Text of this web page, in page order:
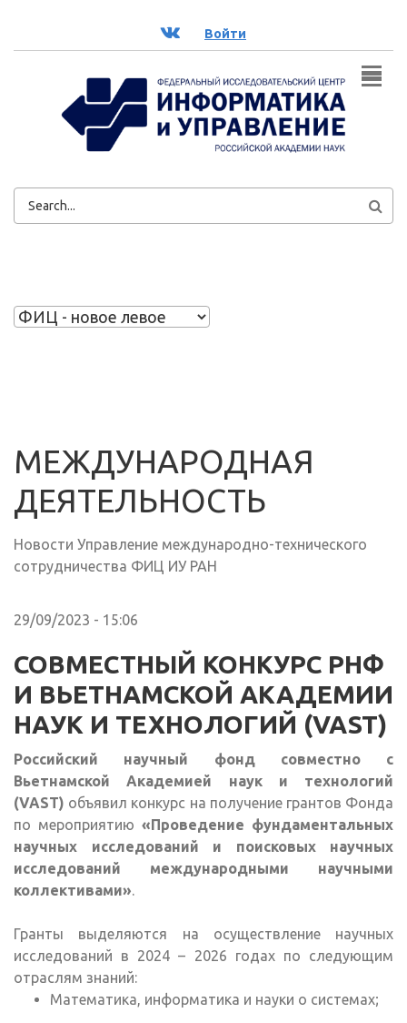
ВК Войти
ФОРМА
МЕЖДУНАРОДНАЯ
ДЕЯТЕЛЬНОСТЬ
Новости Управление международно-технического
сотрудничества ФИЦ ИУ РАН
29/09/2023 - 15:06
СОВМЕСТНЫЙ КОНКУРС РНФ
И ВЬЕТНАМСКОЙ АКАДЕМИИ
НАУК И ТЕХНОЛОГИЙ (VAST)
Российский научный фонд совместно с
Вьетнамской Академией наук и технологий
(VAST) объявил конкурс на получение грантов Фонда
по мероприятию «Проведение фундаментальных
научных исследований и поисковых научных
исследований международными научными
коллективами».
Гранты выделяются на осуществление научных
исследований в 2024 – 2026 годах по следующим
отраслям знаний:
Математика, информатика и науки о системах;